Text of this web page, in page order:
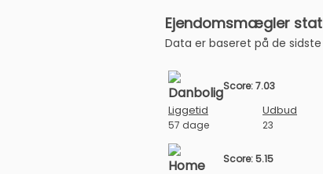
Ejendomsmægler
Data er baseret på de
Score: 7.03
Liggetid Udbud
57 dage 23
Score: 5.15